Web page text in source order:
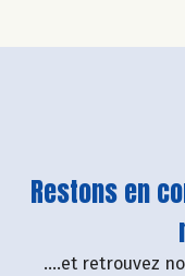
Restons en
....et retrouvez